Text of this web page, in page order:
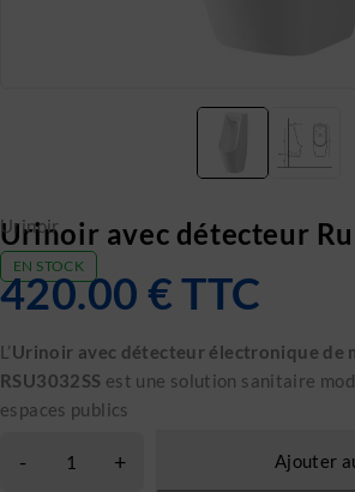
Urinoir
Urinoir avec détecteur
EN STOCK
420.00 €TTC
L’Urinoir avec détecteur électronique de
RSU3032SS est une solution sanitaire
espaces publics
Ajouter